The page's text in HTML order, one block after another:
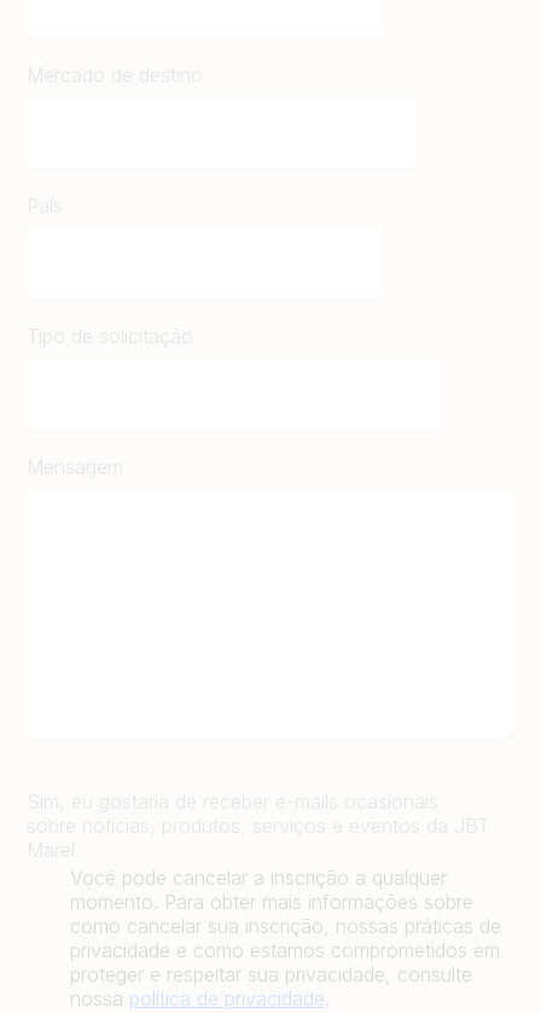
Mercado de destino
País
Tipo de solicitação
Mensagem
Sim, eu gostaria de receber e-mails ocasionais
sobre notícias, produtos, serviços e eventos da JBT
Marel.
Você pode cancelar a inscrição a qualquer
momento. Para obter mais informações sobre
como cancelar sua inscrição, nossas práticas de
privacidade e como estamos comprometidos em
proteger e respeitar sua privacidade, consulte
nossa política de privacidade.